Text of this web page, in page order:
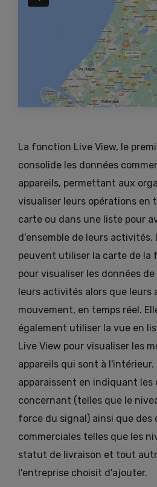
La fonction Live View, le
consolide les données
appareils, permettant aux
visualiser leurs opérations en
carte ou dans une liste pour
d'ensemble de leurs activités.
peuvent utiliser la carte de la
pour visualiser les données
leurs activités alors que leurs
mouvement, en temps réel.
également utiliser la vue en
Live View pour visualiser les
appareils qui sont à l'intérieur.
apparaissent en indiquant les
concernant (telles que le
force du signal) ainsi que des
commerciales telles que les
statut de livraison et tout
l'entreprise choisit d'ajouter.